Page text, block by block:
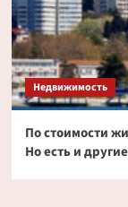
Недвижимость
По стоимости
Но есть и